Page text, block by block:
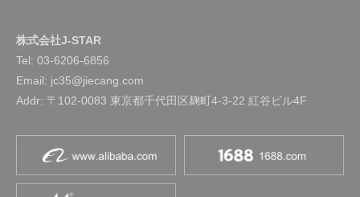
株式会社J-STAR
Tel: 03-6206-6856
Email: jc35@jiecang.com
Addr: 〒102-0083 東京都千代田区麹町4-3-22 紅谷ビル4F